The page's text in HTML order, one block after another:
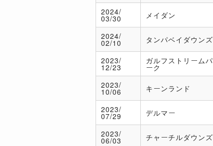
2024/
03/30 メイダン
2024/
02/10 タンパベイダウンズ
2023/
12/23
ガルフストリームパ
ーク
2023/
10/06 キーンランド
2023/
07/29 デルマー
2023/
06/03 チャーチルダウンズ